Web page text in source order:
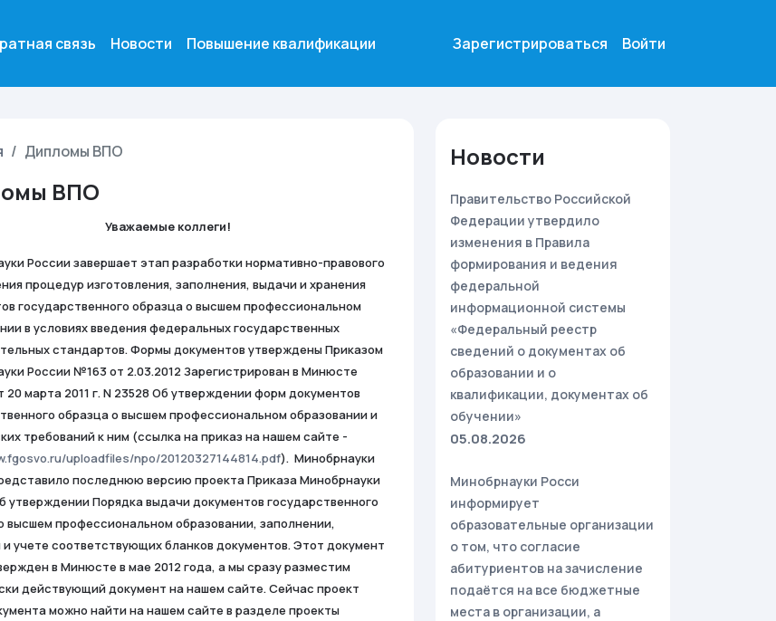
связь Новости Повышение квалификации Зарегистрироваться Войти
Дипломы ВПО
ВПО
Уважаемые коллеги!
России завершает этап разработки нормативно-правового
процедур изготовления, заполнения, выдачи и хранения
государственного образца о высшем профессиональном
в условиях введения федеральных государственных
стандартов. Формы документов утверждены Приказом
России №163 от 2.03.2012 Зарегистрирован в Минюсте
20 марта 2011 г. N 23528 Об утверждении форм документов
образца о высшем профессиональном образовании и
требований к ним (ссылка на приказ на нашем сайте -
uploadfiles/npo/20120327144814.pdf). Минобрнауки
последнюю версию проекта Приказа Минобрнауки
утверждении Порядка выдачи документов государственного
высшем профессиональном образовании, заполнении,
и учете соответствующих бланков документов. Этот документ
в Минюсте в мае 2012 года, а мы сразу разместим
действующий документ на нашем сайте. Сейчас проект
можно найти на нашем сайте в разделе проекты
Новости
Правительство Российской
Федерации утвердило
изменения в Правила
формирования и ведения
федеральной
информационной системы
«Федеральный реестр
сведений о документах об
образовании и о
квалификации, документах об
обучении»
05.08.2026
Минобрнауки Росси
информирует
образовательные организации
о том, что согласие
абитуриентов на зачисление
подаётся на все бюджетные
места в организации, а